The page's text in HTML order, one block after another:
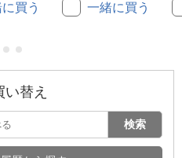
買う 一緒に買う
替え
検索